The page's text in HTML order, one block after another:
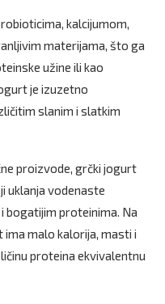
kalcijumom,
materijama, što ga
užine ili kao
je izuzetno
slanim i slatkim
proizvode, grčki jogurt
uklanja vodenaste
bogatijim proteinima. Na
ima malo kalorija, masti i
proteina ekvivalentnu